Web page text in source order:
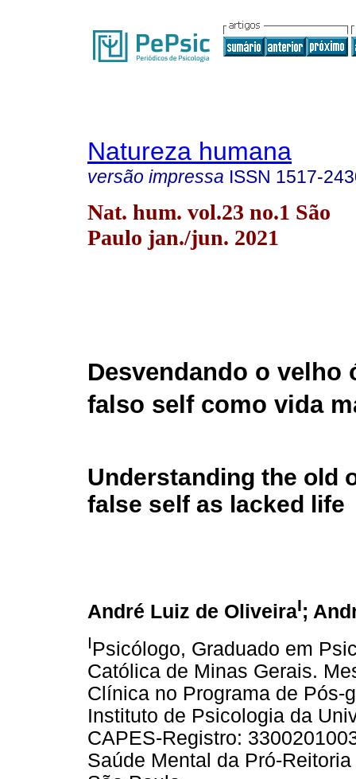
Natureza humana
versão impressa ISSN 1517-
Nat. hum. vol.23 no.1 São
Paulo jan./jun. 2021
Desvendando o velho
falso self como vida
Understanding the old
false self as lacked life
André Luiz de OliveiraI;
IPsicólogo, Graduado em
Católica de Minas Gerais.
Clínica no Programa de Pós-
Instituto de Psicologia da
CAPES-Registro:
Saúde Mental da Pró-